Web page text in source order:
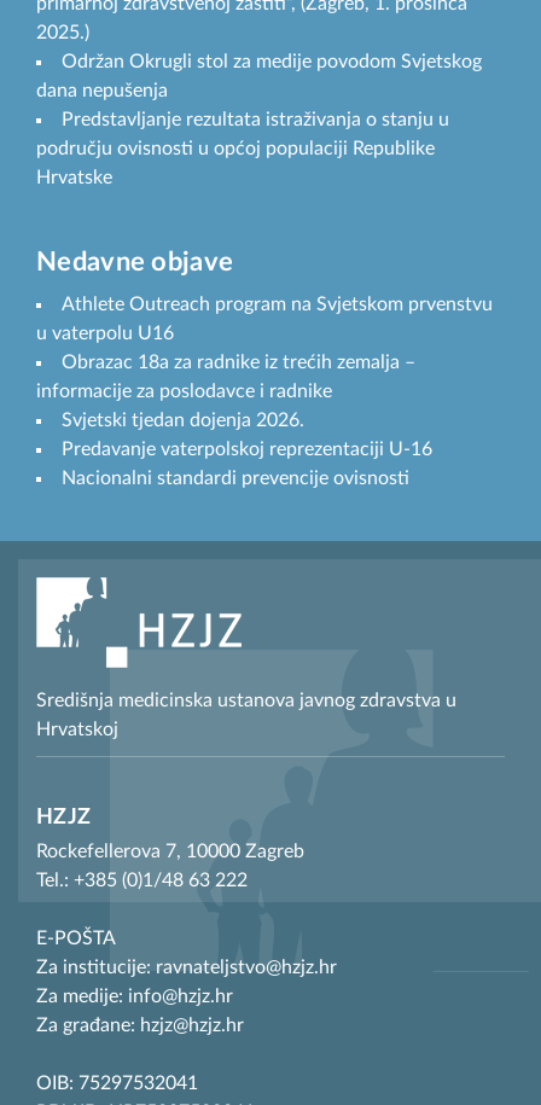
primarnoj zdravstvenoj zaštiti“, (Zagreb, 1. prosinca
2025.)
Održan Okrugli stol za medije povodom Svjetskog
dana nepušenja
Predstavljanje rezultata istraživanja o stanju u
području ovisnosti u općoj populaciji Republike
Hrvatske
Nedavne objave
Athlete Outreach program na Svjetskom prvenstvu
u vaterpolu U16
Obrazac 18a za radnike iz trećih zemalja –
informacije za poslodavce i radnike
Svjetski tjedan dojenja 2026.
Predavanje vaterpolskoj reprezentaciji U-16
Nacionalni standardi prevencije ovisnosti
Središnja medicinska ustanova javnog zdravstva u
Hrvatskoj
HZJZ
Rockefellerova 7, 10000 Zagreb
Tel.: +385 (0)1/48 63 222
E-POŠTA
Za institucije: ravnateljstvo@hzjz.hr
Za medije: info@hzjz.hr
Za građane: hzjz@hzjz.hr
OIB: 75297532041